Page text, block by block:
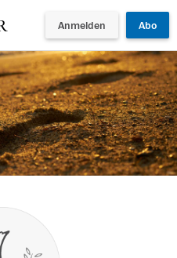
Anmelden Abo